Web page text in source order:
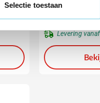
Selectie toestaan
vanaf
Levering vanaf